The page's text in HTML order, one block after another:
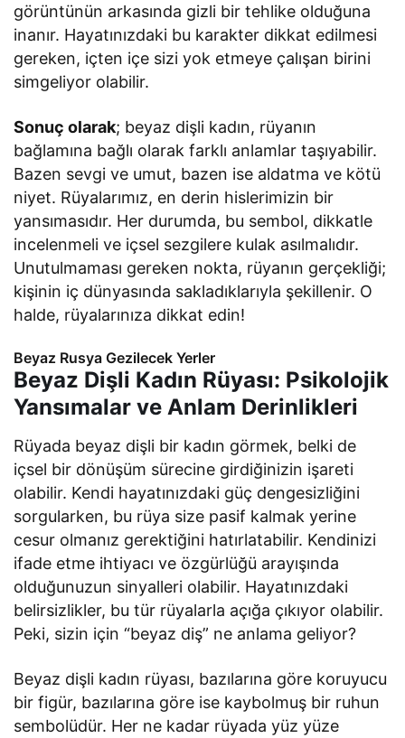
görüntünün arkasında gizli bir tehlike olduğuna
inanır. Hayatınızdaki bu karakter dikkat edilmesi
gereken, içten içe sizi yok etmeye çalışan birini
simgeliyor olabilir.
Sonuç olarak; beyaz dişli kadın, rüyanın
bağlamına bağlı olarak farklı anlamlar taşıyabilir.
Bazen sevgi ve umut, bazen ise aldatma ve kötü
niyet. Rüyalarımız, en derin hislerimizin bir
yansımasıdır. Her durumda, bu sembol, dikkatle
incelenmeli ve içsel sezgilere kulak asılmalıdır.
Unutulmaması gereken nokta, rüyanın gerçekliği;
kişinin iç dünyasında sakladıklarıyla şekillenir. O
halde, rüyalarınıza dikkat edin!
Beyaz Rusya Gezilecek Yerler
Beyaz Dişli Kadın Rüyası: Psikolojik
Yansımalar ve Anlam Derinlikleri
Rüyada beyaz dişli bir kadın görmek, belki de
içsel bir dönüşüm sürecine girdiğinizin işareti
olabilir. Kendi hayatınızdaki güç dengesizliğini
sorgularken, bu rüya size pasif kalmak yerine
cesur olmanız gerektiğini hatırlatabilir. Kendinizi
ifade etme ihtiyacı ve özgürlüğü arayışında
olduğunuzun sinyalleri olabilir. Hayatınızdaki
belirsizlikler, bu tür rüyalarla açığa çıkıyor olabilir.
Peki, sizin için “beyaz diş” ne anlama geliyor?
Beyaz dişli kadın rüyası, bazılarına göre koruyucu
bir figür, bazılarına göre ise kaybolmuş bir ruhun
sembolüdür. Her ne kadar rüyada yüz yüze